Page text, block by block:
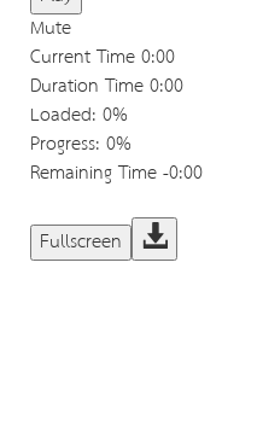
Mute
Current Time0:00
Duration Time0:00
Loaded: 0%
Progress: 0%
Remaining Time-0:00
Fullscreen